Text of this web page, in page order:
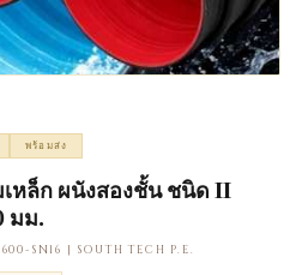
พร้อมส่ง
หล็ก ผนังสองชั้น ชนิด II
มม.
SN16 | SOUTH TECH P.E.